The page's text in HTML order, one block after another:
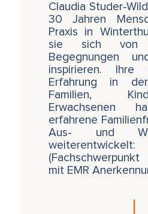
SE-Demos über die
Berührung und
Resonanz
Üben spezifischer
für den Auffbau von
Bezug auf Raum,
Aufrichtung und
Dieser Kurs ist der
teilige Spezialtraining mit
Claudia Studer-
30 Jahren
Praxis in
sie sich von
Begegnungen
inspirieren. Ihre
Erfahrung in
Familien,
erfahrene
Aus- und
(Fachschwerpunkt
mit EMR